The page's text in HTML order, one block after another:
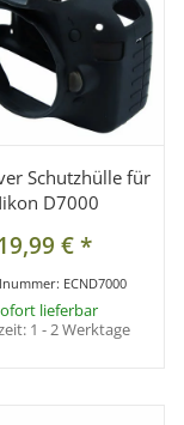
Schutzhülle für
D7000
€*
ECND7000
lieferbar
1 - 2 Werktage